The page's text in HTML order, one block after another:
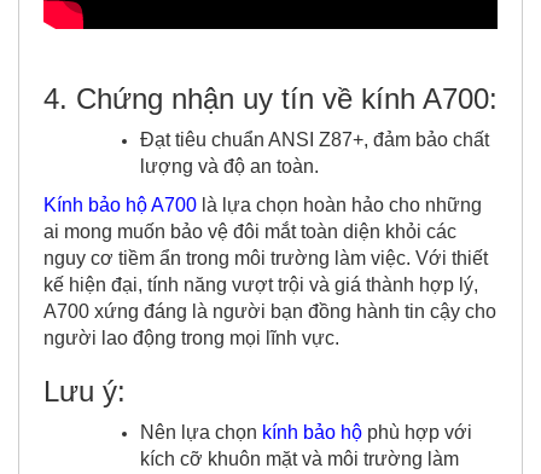
4. Chứng nhận uy tín về kính A700:
Đạt tiêu chuẩn ANSI Z87+, đảm bảo chất
lượng và độ an toàn.
Kính bảo hộ A700 là lựa chọn hoàn hảo cho những
ai mong muốn bảo vệ đôi mắt toàn diện khỏi các
nguy cơ tiềm ẩn trong môi trường làm việc. Với thiết
kế hiện đại, tính năng vượt trội và giá thành hợp lý,
A700 xứng đáng là người bạn đồng hành tin cậy cho
người lao động trong mọi lĩnh vực.
Lưu ý:
Nên lựa chọn kính bảo hộ phù hợp với
kích cỡ khuôn mặt và môi trường làm